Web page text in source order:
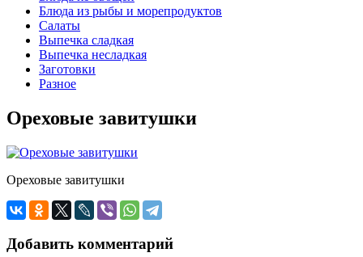
Блюда из рыбы и морепродуктов
Салаты
Выпечка сладкая
Выпечка несладкая
Заготовки
Разное
Ореховые завитушки
Ореховые завитушки
Добавить комментарий